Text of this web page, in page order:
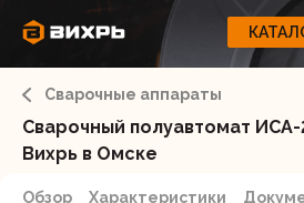
Регистрация
О бренде
ИНСТРУМЕНТ
Сварочные аппараты
Сварочный полуавтомат ИСА-
Вихрь в Омске
Обзор Характеристики
ВАШ ЗАКАЗ
Корзина